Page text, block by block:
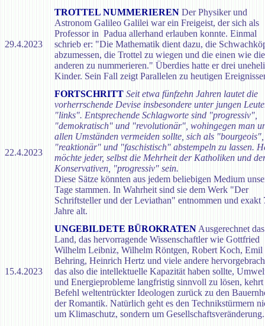
29.4.2023
TROTTEL NUMMERIEREN Der Physiker und
Astronom Galileo Galilei war ein Freigeist, der sich als
Professor in Padua allerhand erlauben konnte. Einmal
schrieb er: "Die Mathematik dient dazu, die
abzumessen, die Trottel zu wiegen und die einen wie die
anderen zu nummerieren." Überdies hatte er drei
Kinder. Sein Fall zeigt Parallelen zu heutigen
22.4.2023
FORTSCHRITT Seit etwa fünfzehn Jahren lautet die
vorherrschende Devise insbesondere unter jungen
"links". Entsprechende Schlagworte sind "progressiv",
"demokratisch" und "revolutionär", wohingegen man
allen Umständen vermeiden sollte, sich als "bourgeois",
"reaktionär" und "faschistisch" abstempeln zu lassen.
möchte jeder, selbst die Mehrheit der Katholiken und
Konservativen, "progressiv" sein.
Diese Sätze könnten aus jedem beliebigen Medium
Tage stammen. In Wahrheit sind sie dem Werk "Der
Schriftsteller und der Leviathan" entnommen und exakt
Jahre alt.
15.4.2023
UNGEBILDETE BÜROKRATEN Ausgerechnet das
Land, das hervorragende Wissenschaftler wie Gottfried
Wilhelm Leibniz, Wilhelm Röntgen, Robert Koch, Emil
Behring, Heinrich Hertz und viele andere
das also die intellektuelle Kapazität haben sollte,
und Energieprobleme langfristig sinnvoll zu lösen, kehrt
Befehl weltentrückter Ideologen zurück zu den
der Romantik. Natürlich geht es den Technikstürmern
um Klimaschutz, sondern um Gesellschaftsveränderung.